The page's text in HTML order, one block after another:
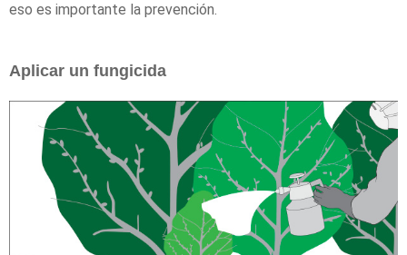
eso es importante la prevención.
Aplicar un fungicida